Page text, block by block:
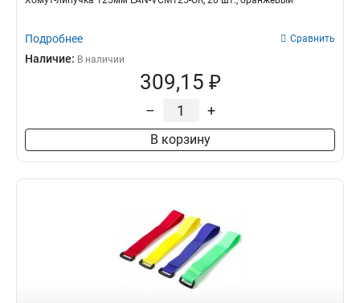
Подробнее Сравнить
Наличие: В наличии
309,15 ₽
– +
В корзину